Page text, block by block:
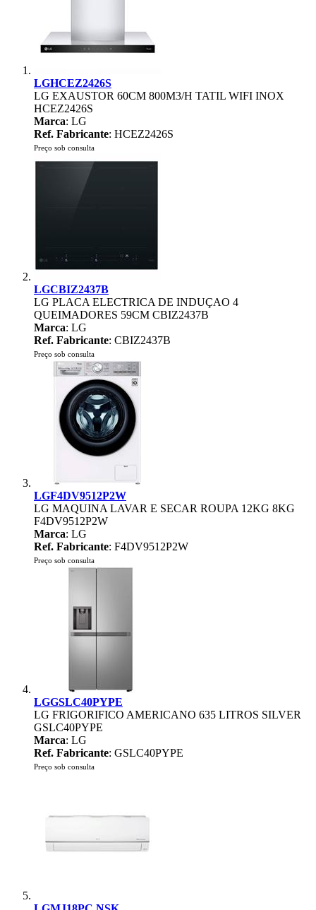
LGHCEZ2426S
LG EXAUSTOR 60CM 800M3/H TATIL WIFI INOX
HCEZ2426S
Marca: LG
Ref. Fabricante: HCEZ2426S
Preço sob consulta
LGCBIZ2437B
LG PLACA ELECTRICA DE INDUÇAO 4
QUEIMADORES 59CM CBIZ2437B
Marca: LG
Ref. Fabricante: CBIZ2437B
Preço sob consulta
LGF4DV9512P2W
LG MAQUINA LAVAR E SECAR ROUPA 12KG 8KG
F4DV9512P2W
Marca: LG
Ref. Fabricante: F4DV9512P2W
Preço sob consulta
LGGSLC40PYPE
LG FRIGORIFICO AMERICANO 635 LITROS SILVER
GSLC40PYPE
Marca: LG
Ref. Fabricante: GSLC40PYPE
Preço sob consulta